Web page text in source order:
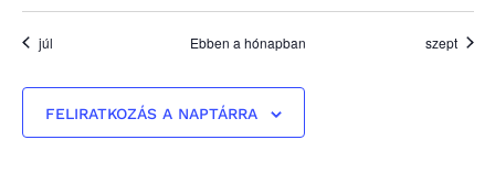
júl Ebben a hónapban szept
FELIRATKOZÁS A NAPTÁRRA